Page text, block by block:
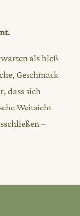
als bloß
Geschmack
dass sich
Weitsicht
–